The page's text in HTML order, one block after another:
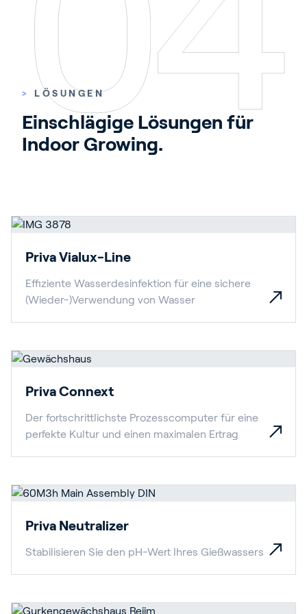
> LÖSUNGEN
Einschlägige Lösungen für
Indoor Growing.
Priva Vialux-Line
Effiziente Wasserdesinfektion für eine sichere
(Wieder-)Verwendung von Wasser
Priva Connext
Der fortschrittlichste Prozesscomputer für eine
perfekte Kultur und einen maximalen Ertrag
Priva Neutralizer
Stabilisieren Sie den pH-Wert Ihres Gießwassers